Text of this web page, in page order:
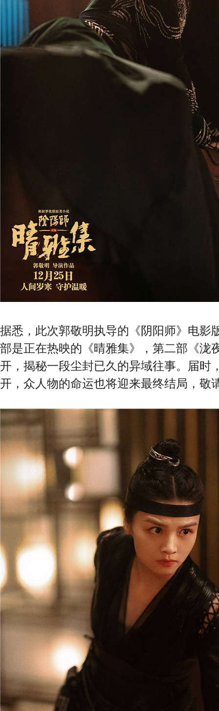
据悉，此次郭敬明执导的《阴阳师》电影
部是正在热映的《晴雅集》，第二部《泷
开，揭秘一段尘封已久的异域往事。届时
开，众人物的命运也将迎来最终结局，敬